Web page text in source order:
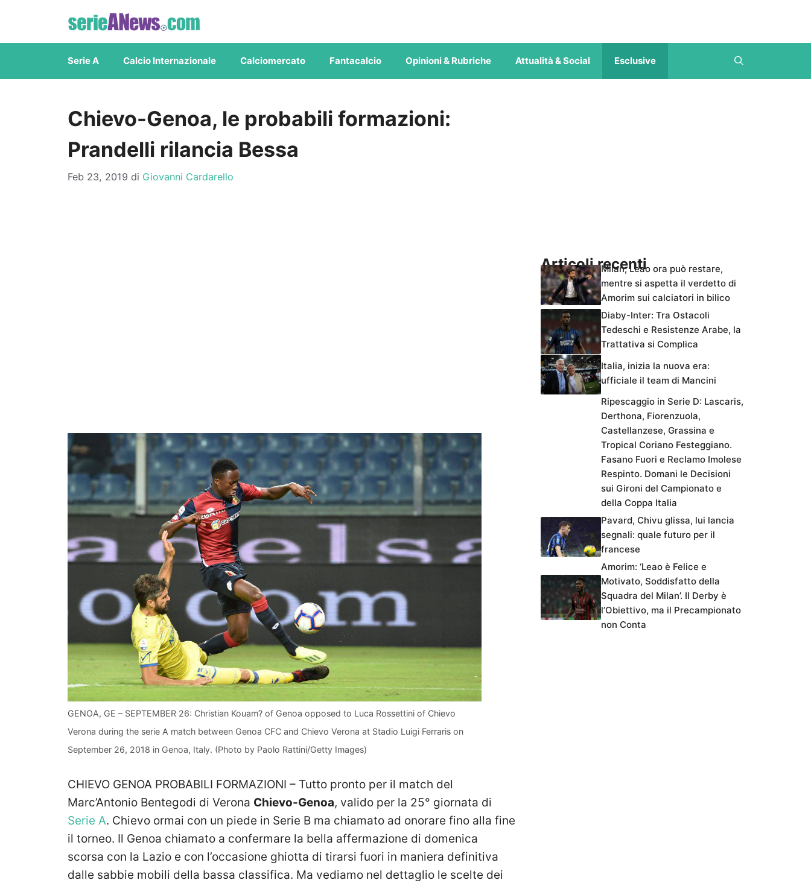
contenuto
Serie A Calcio Internazionale Calciomercato Fantacalcio Opinioni & Rubriche Attualità & Social Esclusive
Chievo-Genoa, le probabili formazioni:
Prandelli rilancia Bessa
Feb 23, 2019 di Giovanni Cardarello
GENOA, GE – SEPTEMBER 26: Christian Kouam? of Genoa opposed to Luca Rossettini of Chievo
Verona during the serie A match between Genoa CFC and Chievo Verona at Stadio Luigi Ferraris on
September 26, 2018 in Genoa, Italy. (Photo by Paolo Rattini/Getty Images)
CHIEVO GENOA PROBABILI FORMAZIONI – Tutto pronto per il match del
Marc’Antonio Bentegodi di Verona Chievo-Genoa, valido per la 25° giornata di
Serie A. Chievo ormai con un piede in Serie B ma chiamato ad onorare fino alla fine
il torneo. Il Genoa chiamato a confermare la bella affermazione di domenica
scorsa con la Lazio e con l’occasione ghiotta di tirarsi fuori in maniera definitiva
dalle sabbie mobili della bassa classifica. Ma vediamo nel dettaglio le scelte dei
Articoli recentiMilan, Leao ora può restare,
mentre si aspetta il verdetto di
Amorim sui calciatori in bilico
Diaby-Inter: Tra Ostacoli
Tedeschi e Resistenze Arabe, la
Trattativa si Complica
Italia, inizia la nuova era:
ufficiale il team di Mancini
Ripescaggio in Serie D: Lascaris,
Derthona, Fiorenzuola,
Castellanzese, Grassina e
Tropical Coriano Festeggiano.
Fasano Fuori e Reclamo Imolese
Respinto. Domani le Decisioni
sui Gironi del Campionato e
della Coppa Italia
Pavard, Chivu glissa, lui lancia
segnali: quale futuro per il
francese
Amorim: ‘Leao è Felice e
Motivato, Soddisfatto della
Squadra del Milan’. Il Derby è
l’Obiettivo, ma il Precampionato
non Conta